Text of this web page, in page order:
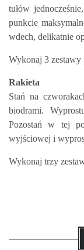
tułów
punkcie
wdech, delikatnie
Wykonaj 3 zestawy
Rakieta
Stań na
biodrami.
Pozostań w tej
wyjściowej i
Wykonaj trzy